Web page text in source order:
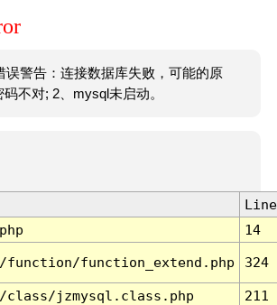
误警告：连接数据库失败，可能的原
不对; 2、mysql未启动。
Line
14
function/function_extend.php 324
class/jzmysql.class.php
211